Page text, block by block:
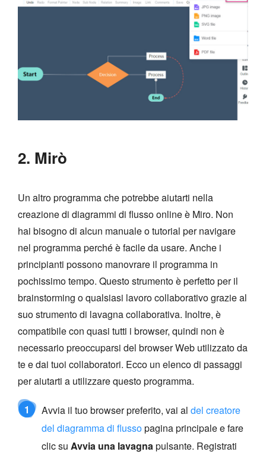
2. Mirò
Un altro programma che potrebbe aiutarti nella
creazione di diagrammi di flusso online è Miro. Non
hai bisogno di alcun manuale o tutorial per navigare
nel programma perché è facile da usare. Anche i
principianti possono manovrare il programma in
pochissimo tempo. Questo strumento è perfetto per il
brainstorming o qualsiasi lavoro collaborativo grazie al
suo strumento di lavagna collaborativa. Inoltre, è
compatibile con quasi tutti i browser, quindi non è
necessario preoccuparsi del browser Web utilizzato da
te e dai tuoi collaboratori. Ecco un elenco di passaggi
per aiutarti a utilizzare questo programma.
1 Avvia il tuo browser preferito, vai al del creatore
del diagramma di flussopagina principale e fare
clic su Avvia una lavagnapulsante. Registrati